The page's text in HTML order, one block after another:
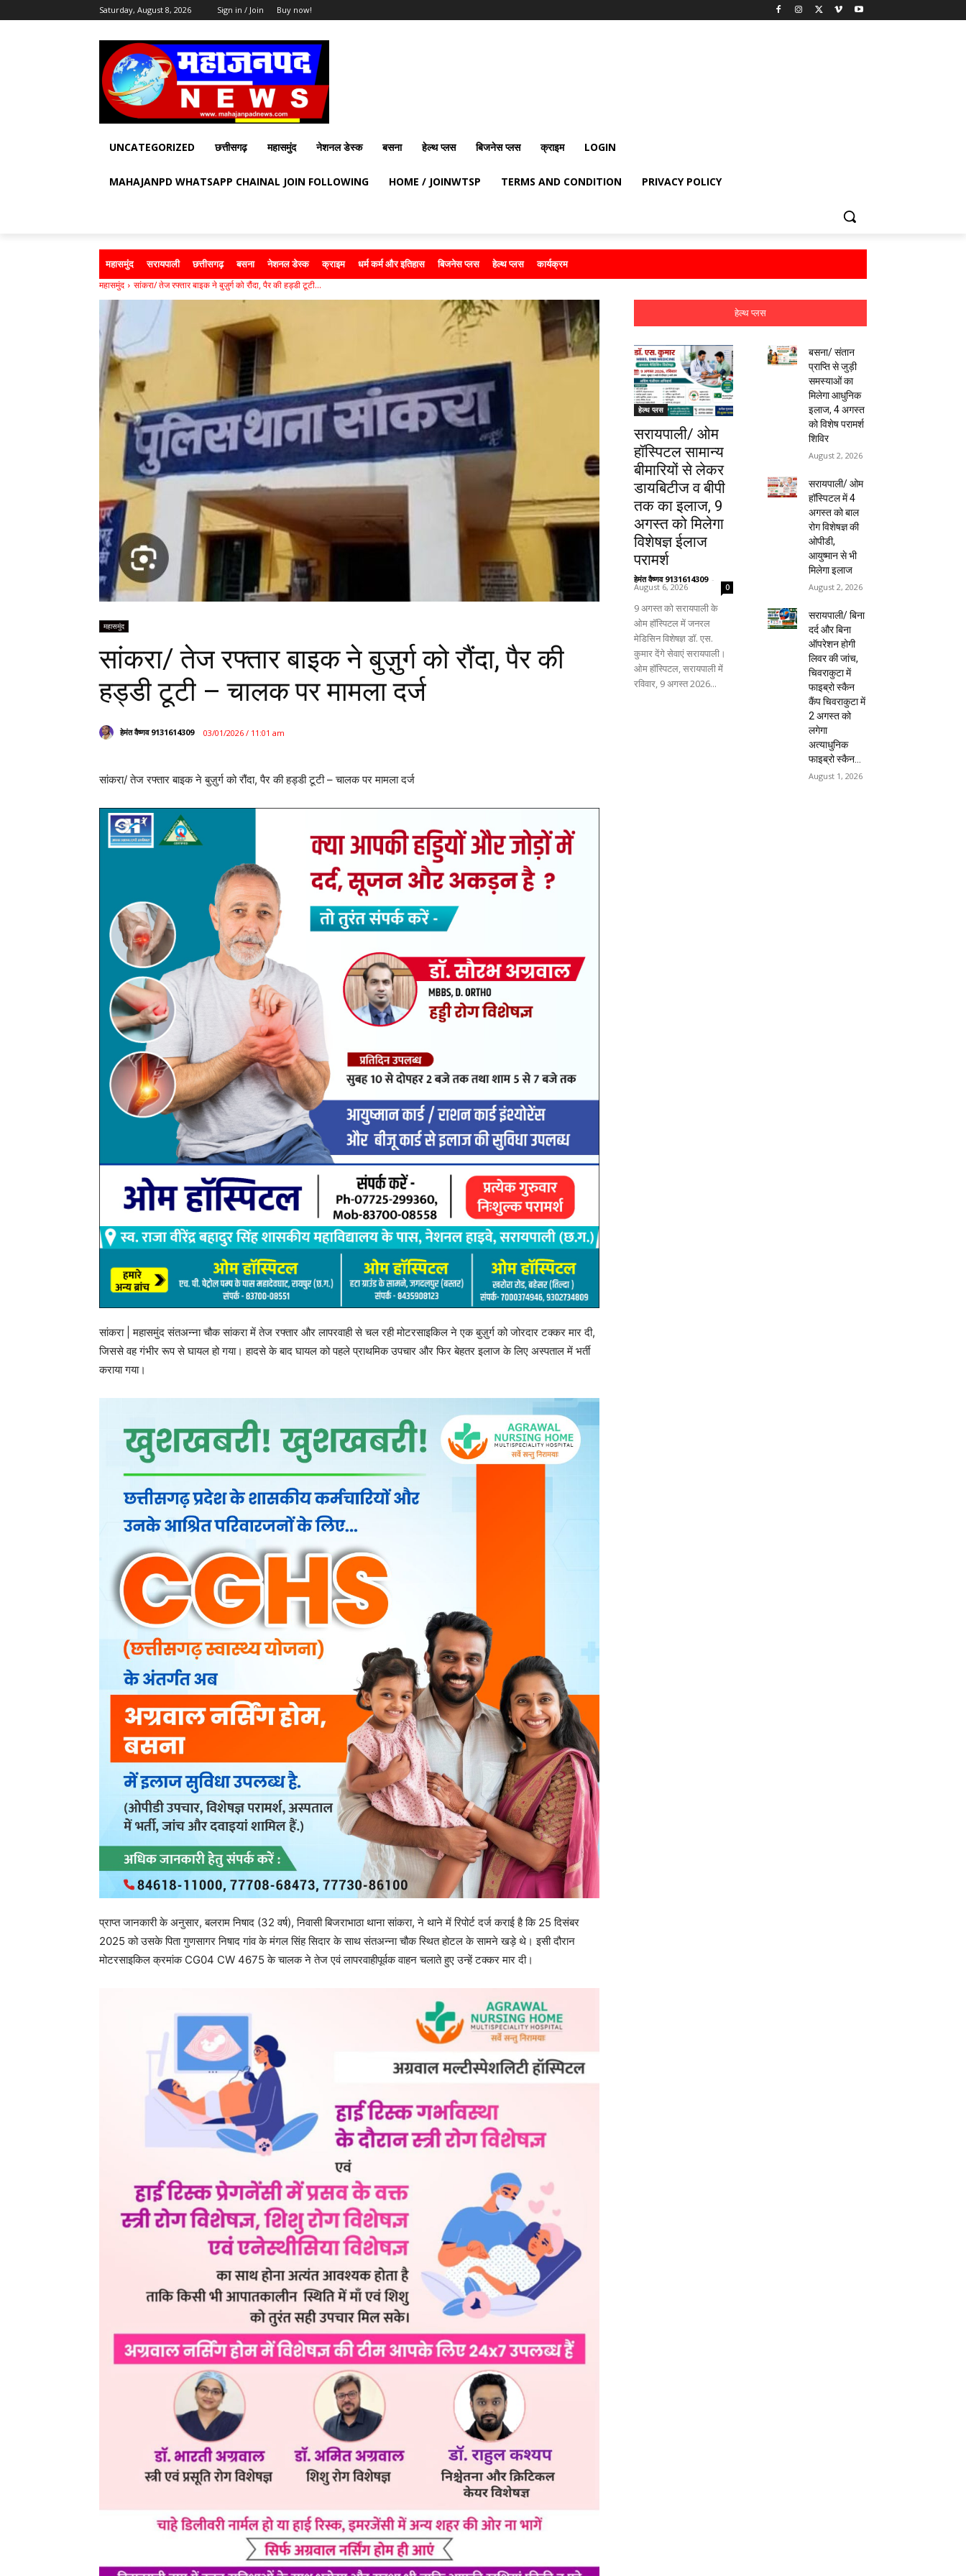
Saturday, August 8, 2026 Sign in / Join Buy now!
UNCATEGORIZED छत्तीसगढ़ महासमुंद नेशनल डेस्क बसना हेल्थ प्लस बिजनेस प्लस क्राइम LOGIN
MAHAJANPD WHATSAPP CHAINAL JOIN FOLLOWING HOME / JOINWTSP TERMS AND CONDITION PRIVACY POLICY
महासमुंद सरायपाली छत्तीसगढ़ बसना नेशनल डेस्क क्राइम धर्म कर्म और इतिहास बिजनेस प्लस हेल्थ प्लस कार्यक्रम
महासमुंद सांकरा/ तेज रफ्तार बाइक ने बुज़ुर्ग को रौंदा, पैर की हड्डी टूटी...
महासमुंद
सांकरा/ तेज रफ्तार बाइक ने बुज़ुर्ग को रौंदा, पैर की
हड्डी टूटी – चालक पर मामला दर्ज
हेमंत वैष्णव 9131614309 03/01/2026 / 11:01 am
सांकरा/ तेज रफ्तार बाइक ने बुज़ुर्ग को रौंदा, पैर की हड्डी टूटी – चालक पर मामला दर्ज
सांकरा | महासमुंद संतअन्ना चौक सांकरा में तेज रफ्तार और लापरवाही से चल रही मोटरसाइकिल ने एक बुज़ुर्ग को जोरदार टक्कर मार दी,
जिससे वह गंभीर रूप से घायल हो गया। हादसे के बाद घायल को पहले प्राथमिक उपचार और फिर बेहतर इलाज के लिए अस्पताल में भर्ती
कराया गया।
प्राप्त जानकारी के अनुसार, बलराम निषाद (32 वर्ष), निवासी बिजराभाठा थाना सांकरा, ने थाने में रिपोर्ट दर्ज कराई है कि 25 दिसंबर
2025 को उसके पिता गुणसागर निषाद गांव के मंगल सिंह सिदार के साथ संतअन्ना चौक स्थित होटल के सामने खड़े थे। इसी दौरान
मोटरसाइकिल क्रमांक CG04 CW 4675 के चालक ने तेज एवं लापरवाहीपूर्वक वाहन चलाते हुए उन्हें टक्कर मार दी।
हेल्थ प्लस
हेल्थ प्लस
सरायपाली/ ओम
हॉस्पिटल सामान्य
बीमारियों से लेकर
डायबिटीज व बीपी
तक का इलाज, 9
अगस्त को मिलेगा
विशेषज्ञ ईलाज
परामर्श
हेमंत वैष्णव 9131614309 -
August 6, 2026 0
9 अगस्त को सरायपाली के
ओम हॉस्पिटल में जनरल
मेडिसिन विशेषज्ञ डॉ. एस.
कुमार देंगे सेवाएं सरायपाली।
ओम हॉस्पिटल, सरायपाली में
रविवार, 9 अगस्त 2026...
बसना/ संतान
प्राप्ति से जुड़ी
समस्याओं का
मिलेगा आधुनिक
इलाज, 4 अगस्त
को विशेष परामर्श
शिविर
August 2, 2026
सरायपाली/ ओम
हॉस्पिटल में 4
अगस्त को बाल
रोग विशेषज्ञ की
ओपीडी,
आयुष्मान से भी
मिलेगा इलाज
August 2, 2026
सरायपाली/ बिना
दर्द और बिना
ऑपरेशन होगी
लिवर की जांच,
चिवराकुटा में
फाइब्रो स्कैन
कैंप चिवराकुटा में
2 अगस्त को
लगेगा
अत्याधुनिक
फाइब्रो स्कैन...
August 1, 2026